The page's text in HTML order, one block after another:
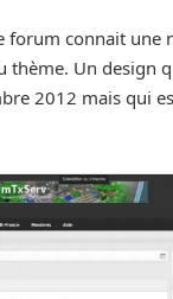
forum connait une
thème. Un design
2012 mais qui